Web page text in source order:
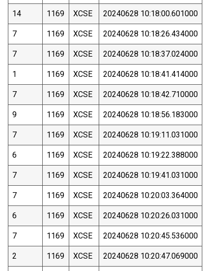
14 1169 XCSE 20240628 10:18:00.601000
7 1169 XCSE 20240628 10:18:26.434000
7 1169 XCSE 20240628 10:18:37.024000
1 1169 XCSE 20240628 10:18:41.414000
7 1169 XCSE 20240628 10:18:42.710000
9 1169 XCSE 20240628 10:18:56.183000
7 1169 XCSE 20240628 10:19:11.031000
6 1169 XCSE 20240628 10:19:22.388000
7 1169 XCSE 20240628 10:19:41.031000
7 1169 XCSE 20240628 10:20:03.364000
6 1169 XCSE 20240628 10:20:26.031000
7 1169 XCSE 20240628 10:20:45.536000
2 1169 XCSE 20240628 10:20:47.069000